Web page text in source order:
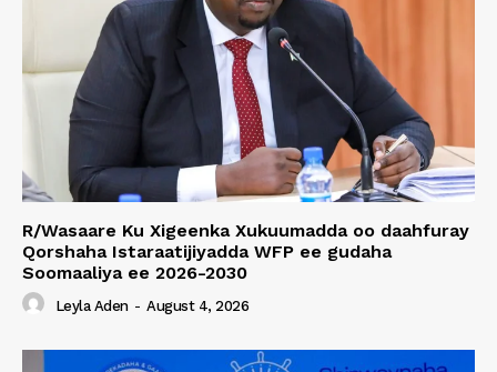
R/Wasaare Ku Xigeenka Xukuumadda oo daahfuray
Qorshaha Istaraatijiyadda WFP ee gudaha
Soomaaliya ee 2026-2030
Leyla Aden - August 4, 2026